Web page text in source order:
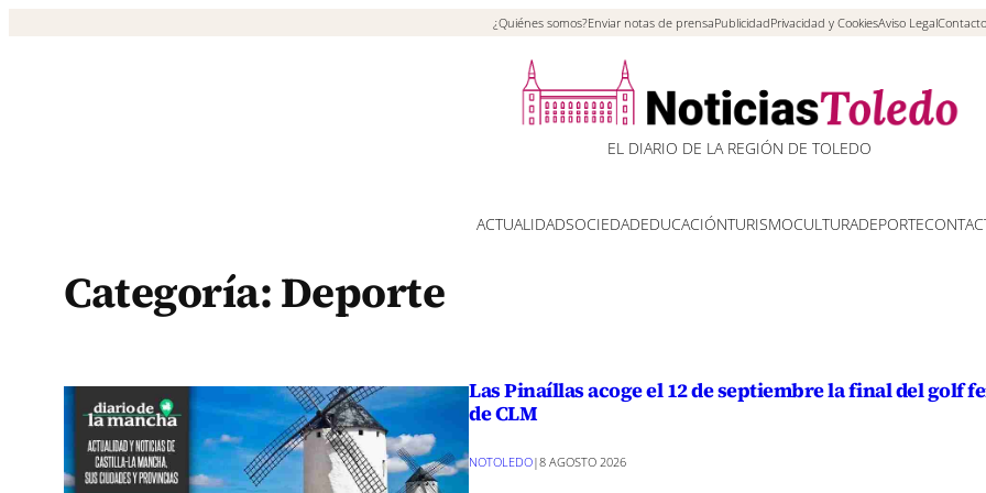
¿Quiénes somos?Enviar notas de prensaPublicidadPrivacidad y CookiesAviso LegalContacto
EL DIARIO DE LA REGIÓN DE TOLEDO
ACTUALIDADSOCIEDADEDUCACIÓNTURISMOCULTURADEPORTE
Categoría:Deporte
Las Pinaíllas acoge el 12 de septiembre la final del golf
de CLM
NOTOLEDO|8 AGOSTO 2026